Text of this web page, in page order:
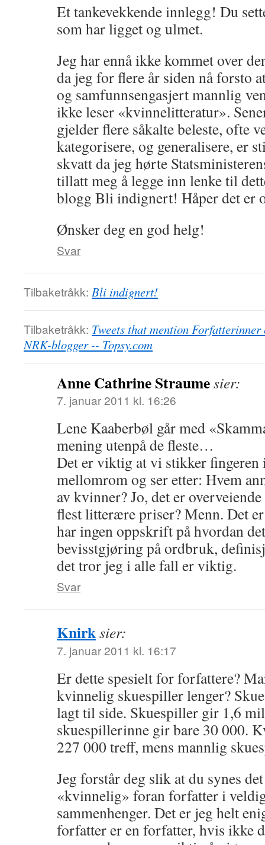
Et tankevekkende innlegg! Du
som har ligget og ulmet.
Jeg har ennå ikke kommet over
da jeg for flere år siden nå forsto
og samfunnsengasjert mannlig
ikke leser «kvinnelitteratur».
gjelder flere såkalte beleste, ofte
kategorisere, og generalisere, er
skvatt da jeg hørte
tillatt meg å legge inn lenke til
blogg Bli indignert! Håper det er
Ønsker deg en god helg!
Svar
Tilbaketråkk: Bli indignert!
Tilbaketråkk: Tweets that mention
NRK-blogger -- Topsy.com
Anne Cathrine Straumesier:
7. januar 2011 kl. 16:26
Lene Kaaberbøl går med
mening utenpå de fleste…
Det er viktig at vi stikker fingeren
mellomrom og ser etter: Hvem
av kvinner? Jo, det er
flest litterære priser? Menn. Det
har ingen oppskrift på hvordan
bevisstgjøring på ordbruk,
det tror jeg i alle fall er viktig.
Svar
Knirksier:
7. januar 2011 kl. 16:17
Er dette spesielt for forfattere?
kvinnelig skuespiller lenger?
lagt til side. Skuespiller gir 1,6
skuespillerinne gir bare 30 000.
227 000 treff, mens mannlig
Jeg forstår deg slik at du synes
«kvinnelig» foran forfatter i
sammenhenger. Det er jeg helt
forfatter er en forfatter, hvis ikke